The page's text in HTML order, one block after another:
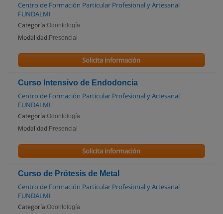
Centro de Formación Particular Profesional y Artesanal
FUNDALMI
Categoría:Odontología
Modalidad: Presencial
Solicita información
Curso Intensivo de Endodoncia
Centro de Formación Particular Profesional y Artesanal
FUNDALMI
Categoría:Odontología
Modalidad: Presencial
Solicita información
Curso de Prótesis de Metal
Centro de Formación Particular Profesional y Artesanal
FUNDALMI
Categoría:Odontología